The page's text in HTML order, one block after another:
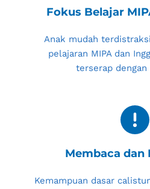
Fokus Belajar
Anak mudah
pelajaran MIPA dan
terserap dengan
Membaca dan
Kemampuan dasar